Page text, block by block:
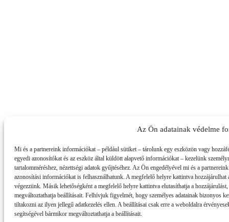
Az Ön adatainak védelme
Mi és a partnereink információkat – például sütiket – tárolunk egy eszközön vagy
egyedi azonosítókat és az eszköz által küldött alapvető információkat – kezelünk
tartalomméréshez, nézettségi adatok gyűjtéséhez. Az Ön engedélyével mi és a
azonosítási információkat is felhasználhatunk. A megfelelő helyre kattintva
végezzünk. Másik lehetőségként a megfelelő helyre kattintva elutasíthatja a
megváltoztathatja beállításait. Felhívjuk figyelmét, hogy személyes adatainak bizonyos
tiltakozni az ilyen jellegű adatkezelés ellen. A beállításai csak erre a weboldalra
segítségével bármikor megváltoztathatja a beállításait.